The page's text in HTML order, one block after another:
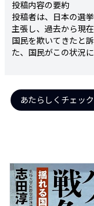
投稿内容の要約
投稿者は、日本の選
主張し、過去から現
国民を欺いてきたと
た、国民がこの状況
マスコミが自民党に
さないように呼びか
検出された陰謀要素
- 選挙が盗まれたとい
- 自民党が国民を欺い
- マスコミが自民党
★★★★★
判定理由
この投稿は、「選挙
あたらしくチェッ